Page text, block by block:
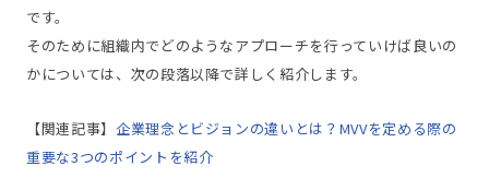
です。
そのために組織内でどのようなアプローチを行っていけば良いの
かについては、次の段落以降で詳しく紹介します。
【関連記事】 企業理念とビジョンの違いとは？MVVを定める際の
重要な3つのポイントを紹介